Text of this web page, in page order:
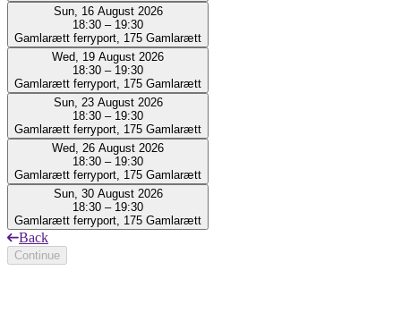
Sun, 16 August 2026
18:30 – 19:30
Gamlarætt ferryport, 175 Gamlarætt
Wed, 19 August 2026
18:30 – 19:30
Gamlarætt ferryport, 175 Gamlarætt
Sun, 23 August 2026
18:30 – 19:30
Gamlarætt ferryport, 175 Gamlarætt
Wed, 26 August 2026
18:30 – 19:30
Gamlarætt ferryport, 175 Gamlarætt
Sun, 30 August 2026
18:30 – 19:30
Gamlarætt ferryport, 175 Gamlarætt
Back
Continue